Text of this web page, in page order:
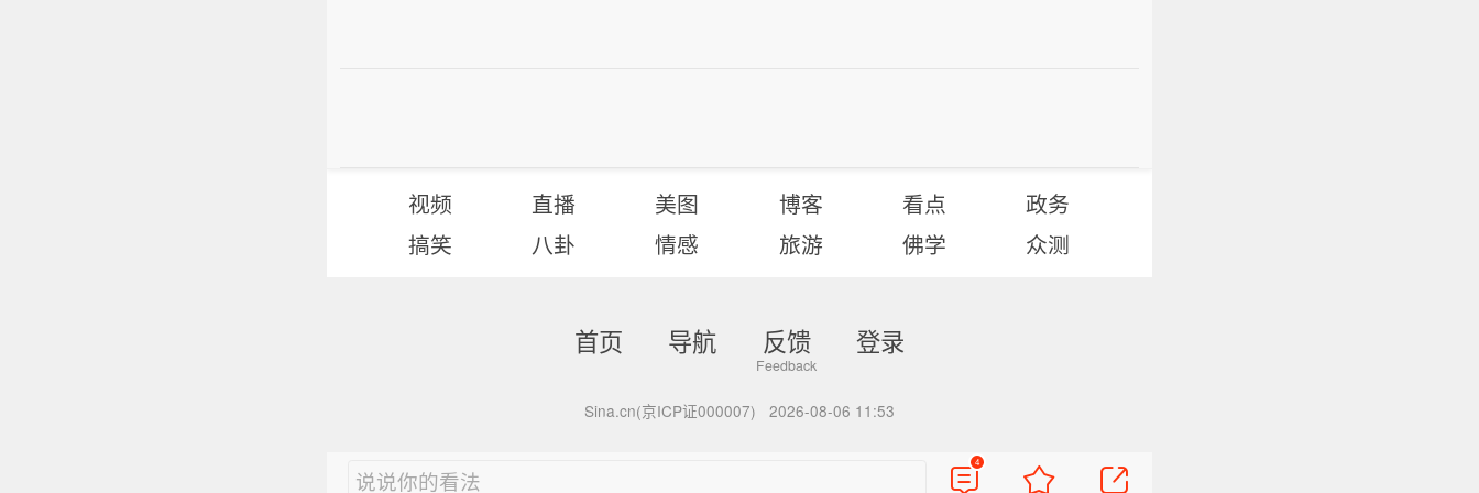
视频 直播 美图 博客 看点
政务
搞笑
八卦 情感 旅游 佛学 众测
首页 导航 反馈 登录
Sina.cn(京ICP证000007) 2026-08-06 11:53
说说你的看法
4